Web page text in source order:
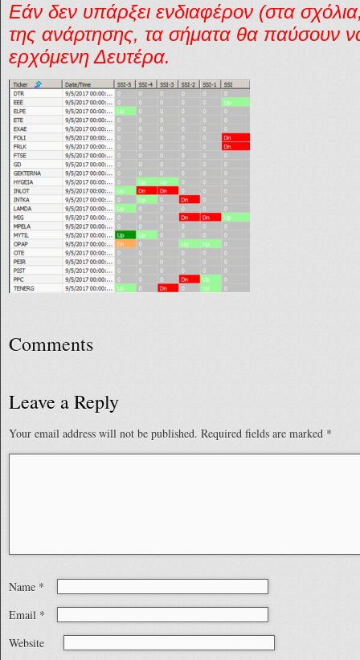
Εάν δεν υπάρξει ενδιαφέρον (στα
της ανάρτησης, τα σήματα θα παύσουν
ερχόμενη Δευτέρα.
Comments
Leave a Reply
Your email address will not be published. Required fields are marked *
Name *
Email *
Website